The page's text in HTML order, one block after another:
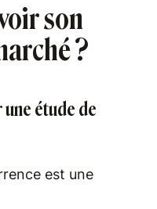
son
?
étude de
est une